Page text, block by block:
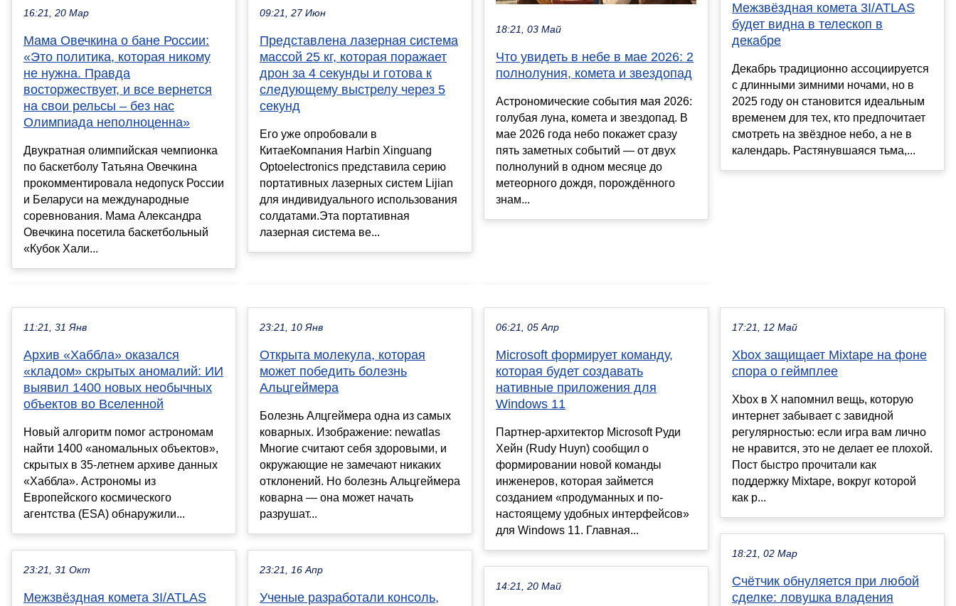
16:21, 20 Мар
Мама Овечкина о бане России:
«Это политика, которая никому
не нужна. Правда
восторжествует, и все вернется
на свои рельсы – без нас
Олимпиада неполноценна»
Двукратная олимпийская чемпионка
по баскетболу Татьяна Овечкина
прокомментировала недопуск России
и Беларуси на международные
соревнования. Мама Александра
Овечкина посетила баскетбольный
«Кубок Хали...
09:21, 27 Июн
Представлена лазерная система
массой 25 кг, которая поражает
дрон за 4 секунды и готова к
следующему выстрелу через 5
секунд
Его уже опробовали в
КитаеКомпания Harbin Xinguang
Optoelectronics представила серию
портативных лазерных систем Lijian
для индивидуального использования
солдатами.Эта портативная
лазерная система ве...
18:21, 03 Май
Что увидеть в небе в мае 2026: 2
полнолуния, комета и звездопад
Астрономические события мая 2026:
голубая луна, комета и звездопад. В
мае 2026 года небо покажет сразу
пять заметных событий — от двух
полнолуний в одном месяце до
метеорного дождя, порождённого
знам...
Межзвёздная комета 3I/ATLAS
будет видна в телескоп в
декабре
Декабрь традиционно ассоциируется
с длинными зимними ночами, но в
2025 году он становится идеальным
временем для тех, кто предпочитает
смотреть на звёздное небо, а не в
календарь. Растянувшаяся тьма,...
11:21, 31 Янв
Архив «Хаббла» оказался
«кладом» скрытых аномалий: ИИ
выявил 1400 новых необычных
объектов во Вселенной
Новый алгоритм помог астрономам
найти 1400 «аномальных объектов»,
скрытых в 35-летнем архиве данных
«Хаббла». Астрономы из
Европейского космического
агентства (ESA) обнаружили...
23:21, 31 Окт
Межзвёздная комета 3I/ATLAS
23:21, 10 Янв
Открыта молекула, которая
может победить болезнь
Альцгеймера
Болезнь Алцгеймера одна из самых
коварных. Изображение: newatlas
Многие считают себя здоровыми, и
окружающие не замечают никаких
отклонений. Но болезнь Альцгеймера
коварна — она может начать
разрушат...
23:21, 16 Апр
Ученые разработали консоль,
06:21, 05 Апр
Microsoft формирует команду,
которая будет создавать
нативные приложения для
Windows 11
Партнер-архитектор Microsoft Руди
Хейн (Rudy Huyn) сообщил о
формировании новой команды
инженеров, которая займется
созданием «продуманных и по-
настоящему удобных интерфейсов»
для Windows 11. Главная...
14:21, 20 Май
17:21, 12 Май
Xbox защищает Mixtape на фоне
спора о геймплее
Xbox в X напомнил вещь, которую
интернет забывает с завидной
регулярностью: если игра вам лично
не нравится, это не делает ее плохой.
Пост быстро прочитали как
поддержку Mixtape, вокруг которой
как р...
18:21, 02 Мар
Счётчик обнуляется при любой
сделке: ловушка владения